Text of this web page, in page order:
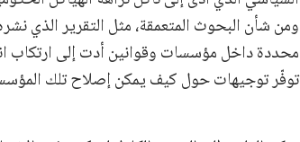
ومن شأن البحوث المتعمقة، مثل التقرير الذي
محددة داخل مؤسسات وقوانين أدت إلى ارتكاب
توفّر توجيهات حول كيف يمكن إصلاح تلك